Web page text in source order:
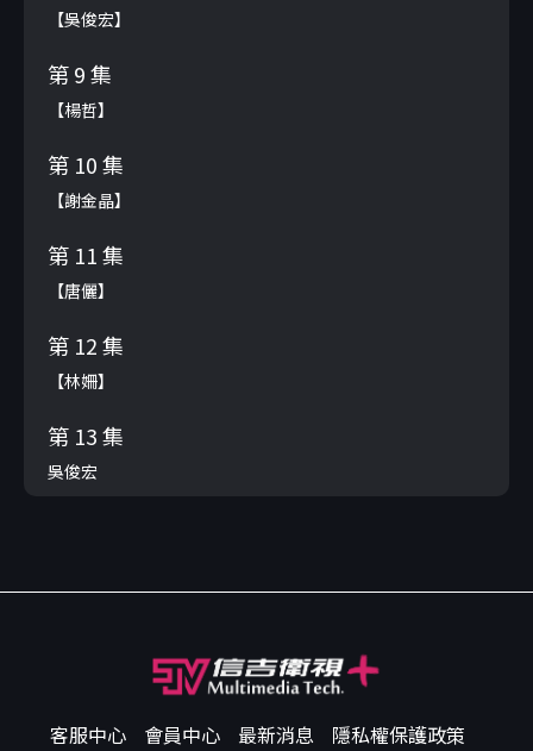
【吳俊宏】
第 9 集
【楊哲】
第 10 集
【謝金晶】
第 11 集
【唐儷】
第 12 集
【林姍】
第 13 集
吳俊宏
客服中心 會員中心 最新消息 隱私權保護政策